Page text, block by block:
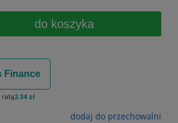
do koszyka
Finance
ratą2.34 zł
dodaj do przechowalni